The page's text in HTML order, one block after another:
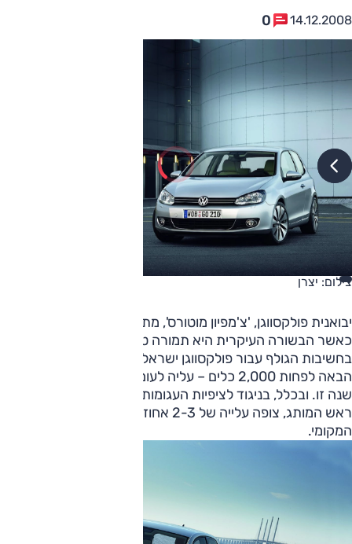
14.12.2008
0
צילום: יצרן
יבואנית פולקסווגן, 'צ'מפיון מוטורס', מתחילה בשיווק
כאשר הבשורה העיקרית היא תמורה טובה יותר. אי אפשר
בחשיבות הגולף עבור פולקסווגן ישראל ומכאן גם הציפייה
שנה זו. ובכלל, בניגוד לציפיות העגומות של רוב היבואנים, אורי
ראש המותג, צופה עלייה של 2-3 אחוזים במכירות פולקסווגן
המקומי.